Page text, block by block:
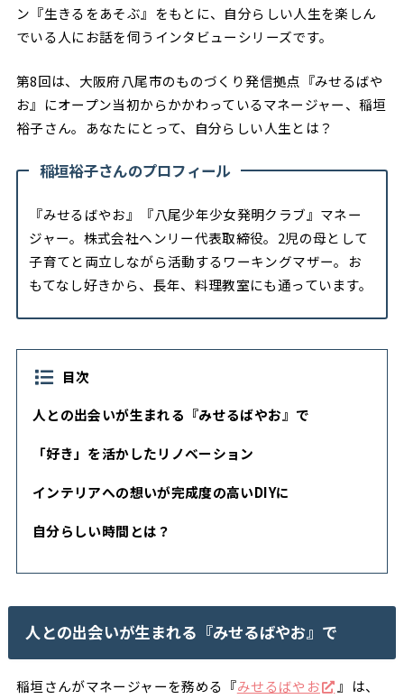
ン『生きるをあそぶ』をもとに、自分らしい人生を楽しん
でいる人にお話を伺うインタビューシリーズです。
第8回は、大阪府八尾市のものづくり発信拠点『みせるばや
お』にオープン当初からかかわっているマネージャー、稲垣
裕子さん。あなたにとって、自分らしい人生とは？
稲垣裕子さんのプロフィール
『みせるばやお』『八尾少年少女発明クラブ』マネー
ジャー。株式会社ヘンリー代表取締役。2児の母として
子育てと両立しながら活動するワーキングマザー。お
もてなし好きから、長年、料理教室にも通っています。
目次
人との出会いが生まれる『みせるばやお』で
「好き」を活かしたリノベーション
インテリアへの想いが完成度の高いDIYに
自分らしい時間とは？
人との出会いが生まれる『みせるばやお』で
稲垣さんがマネージャーを務める『みせるばやお
』は、